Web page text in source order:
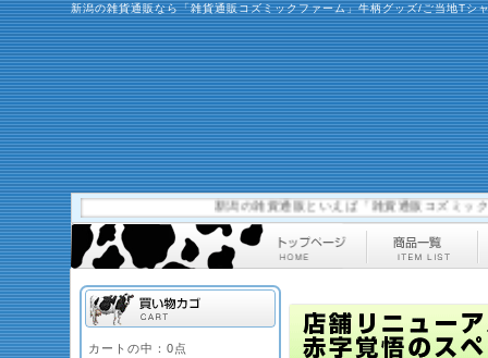
新潟の雑貨通販なら「雑貨通販コズミックファーム」牛柄グッズ/ご当地Tシ
新潟の雑貨通販といえば「雑貨通販コズミックフ
カートの中：0点